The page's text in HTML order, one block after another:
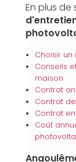
En plus de
Choisir
Conseils
maison
Contrat
Contrat
Contrat
Coût